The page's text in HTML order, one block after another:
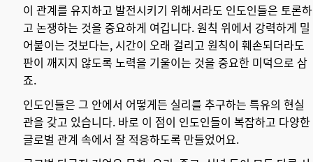
이 관계를 유지하고 발전시키기 위해서라도 인도인들은 토론하
고 논쟁하는 것을 중요하게 여깁니다. 원칙 위에서 강력하게 밀
어붙이는 것보다는, 시간이 오래 걸리고 원칙이 훼손되더라도
판이 깨지지 않도록 노력을 기울이는 것을 중요한 미덕으로 삼
죠.
인도인들은 그 안에서 어떻게든 실리를 추구하는 특유의 현실
관을 갖고 있습니다. 바로 이 점이 인도인들이 복잡하고 다양한
글로벌 관계 속에서 잘 적응하도록 만들었어요.